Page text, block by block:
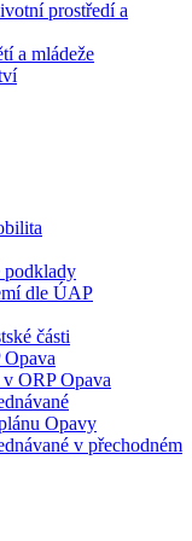
prostředí a
a mládeže
podklady
dle ÚAP
části
Opava
ORP Opava
Opavy
v přechodném